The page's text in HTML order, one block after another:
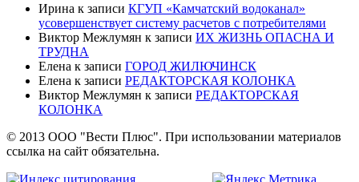
Ирина к записи КГУП «Камчатский водоканал»
усовершенствует систему расчетов с потребителями
Виктор Межлумян к записи ИХ ЖИЗНЬ ОПАСНА И
ТРУДНА
Елена к записи ГОРОД ЖИЛЮЧИНСК
Елена к записи РЕДАКТОРСКАЯ КОЛОНКА
Виктор Межлумян к записи РЕДАКТОРСКАЯ
КОЛОНКА
© 2013 ООО "Вести Плюс". При использовании материалов
ссылка на сайт обязательна.